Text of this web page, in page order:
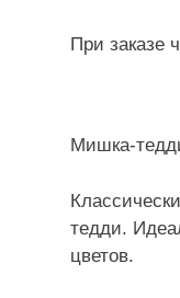
При заказе
Мишка-
тедди.
цветов.